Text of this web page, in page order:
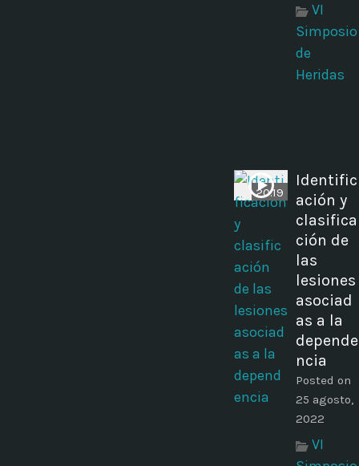
VI
Simposio
de
Heridas
20:19
Identific
ación y
clasifica
ción de
las
lesiones
asociad
as a la
depende
ncia
Posted on
25 agosto,
2022
VI